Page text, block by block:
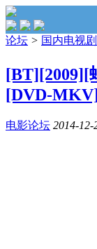
论坛 > 国内电视
[BT][2009][
[DVD-
电影论坛 2014-12-